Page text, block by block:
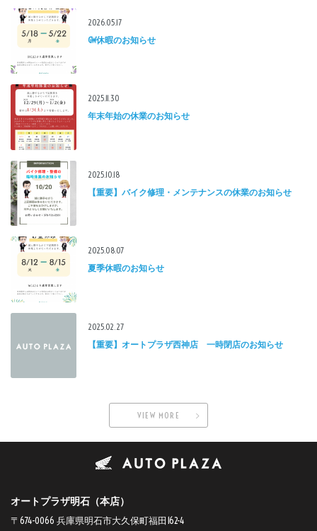
2026.05.17
GW休暇のお知らせ
2025.11.30
年末年始の休業のお知らせ
2025.10.18
【重要】バイク修理・メンテナンスの休業のお知らせ
2025.08.07
夏季休暇のお知らせ
2025.02.27
【重要】オートプラザ西神店 一時閉店のお知らせ
VIEW MORE
オートプラザ明石（本店）
〒674-0066 兵庫県明石市大久保町福田162-4